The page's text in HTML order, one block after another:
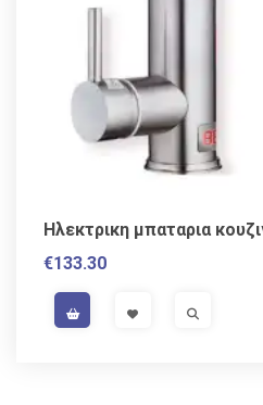
Ηλεκτρικη μπαταρια
€133.30
VISIT LINKVISIT LINK